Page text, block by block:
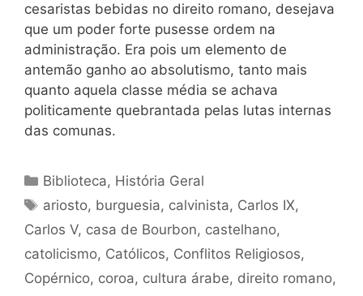
cesaristas bebidas no direito romano, desejava
que um poder forte pusesse ordem na
administração. Era pois um elemento de
antemão ganho ao absolutismo, tanto mais
quanto aquela classe média se achava
politicamente quebrantada pelas lutas internas
das comunas.
Categorias
Biblioteca, História Geral
Tags
ariosto, burguesia, calvinista, Carlos IX,
Carlos V, casa de Bourbon, castelhano,
catolicismo, Católicos, Conflitos Religiosos,
Copérnico, coroa, cultura árabe, direito romano,